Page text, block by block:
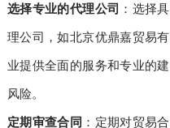
选择专业的代理公司 ：选择
理公司，如北京优鼎嘉贸易
业提供全面的服务和专业的
风险。
定期审查合同 ：定期对贸易